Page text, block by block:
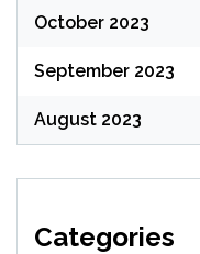
October 2023
September 2023
August 2023
Categories